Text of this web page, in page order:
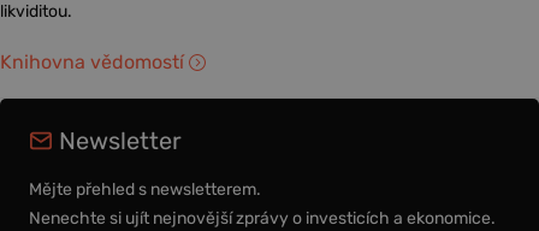
likviditou.
Knihovna vědomostí
Newsletter
Mějte přehled s newsletterem.
Nenechte si ujít nejnovější zprávy o investicích a ekonomice.